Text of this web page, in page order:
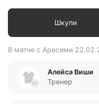
Шкупи
В матче с Аресими
Алейса Виши
Тренер